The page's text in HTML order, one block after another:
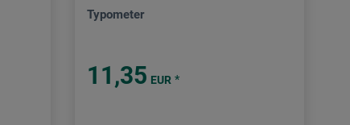
Typometer
11,35 EUR *